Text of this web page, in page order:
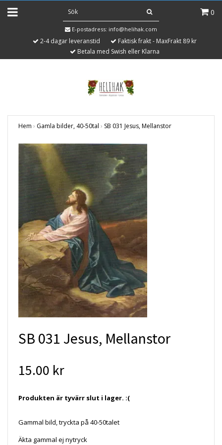
0
E-postadress: info@helihak.com
2-4 dagar leveranstid
Faktisk frakt - MaxFrakt 89 kr
Betala med Swish eller Klarna
Hem › Gamla bilder, 40-50tal › SB 031 Jesus, Mellanstor
SB 031 Jesus, Mellanstor
15.00 kr
Produkten är tyvärr slut i lager. :(
Gammal bild, tryckta på 40-50talet
Äkta gammal ej nytryck